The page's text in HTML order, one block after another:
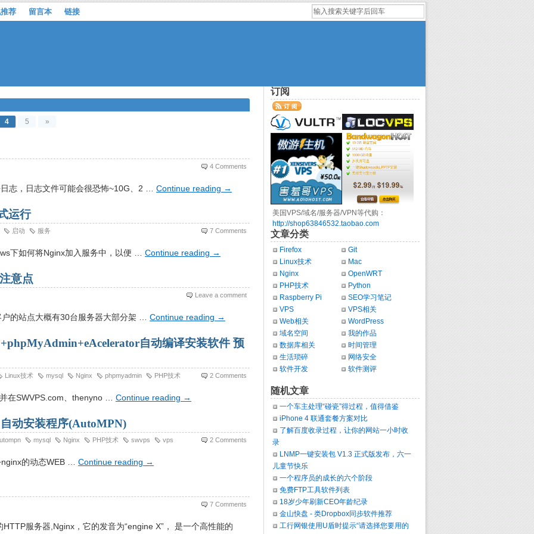
荐 留言本 链接
4 5 »
4 Comments
志，日志文件可能会很恐怖~10G、2 … Continue reading →
运行
启动 服务 7 Comments
下如何将Nginx加入服务中，以便 … Continue reading →
意点
Leave a comment
的站点大概有30台服务器大部分架 … Continue reading →
自动编译安装软件 预
Linux技术 mysql Nginx phpmyadmin PHP技术 2 Comments
在SWVPS.com、thenyno … Continue reading →
动安装程序(AutoMPN)
mysql Nginx PHP技术 swvps vps 2 Comments
的动态WEB … Continue reading →
7 Comments
服务器,Nginx，它的发音为“engine X”， 是一个高性能的
订阅
美国VPS/域名/服务器/VPN等代购：
http://shop63846532.taobao.com
文章分类
Firefox
Git
Linux技术
Mac
Nginx
OpenWRT
PHP技术
Python
Raspberry Pi
SEO学习笔记
VPS
VPS相关
Web相关
WordPress
域名空间
我的作品
数据库相关
时间管理
生活琐碎
网络安全
软件开发
软件测评
随机文章
一个车主处理“碰瓷”得过程，值得借鉴
iPhone 4 联通套餐方案对比
了解百度收录过程，让你的网站一小时收
录
LNMP一键安装包 V1.3 正式版发布，六一
儿童节快乐
一个程序员的成长的六个阶段
免费FTP工具软件列表
18岁少年刷新CEO年龄纪录
金山快盘 - 类Dropbox同步软件推荐
工行网银使用U盾时提示“请选择您要用的